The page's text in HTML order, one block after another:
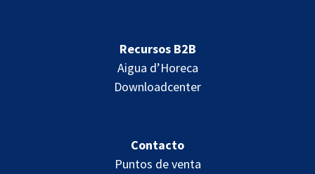
Recursos B2B
Aigua d’Horeca
Downloadcenter
Contacto
Puntos de venta